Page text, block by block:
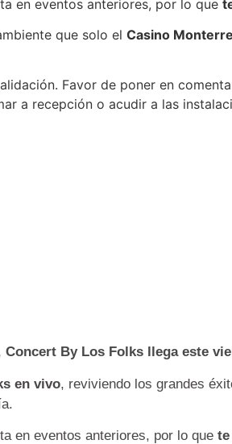
en eventos anteriores, por lo que
que solo el Casino
Favor de poner en
a recepción o acudir a las
Concert By Los Folks llega este
en vivo, reviviendo los grandes
en eventos anteriores, por lo que